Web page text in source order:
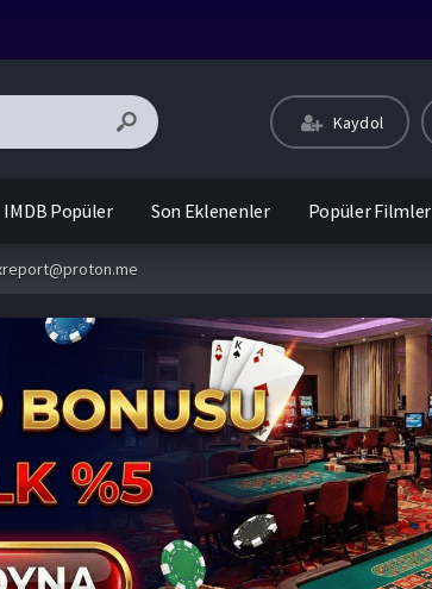
Kaydol
IMDB Popüler Son Eklenenler Popüler Filmler